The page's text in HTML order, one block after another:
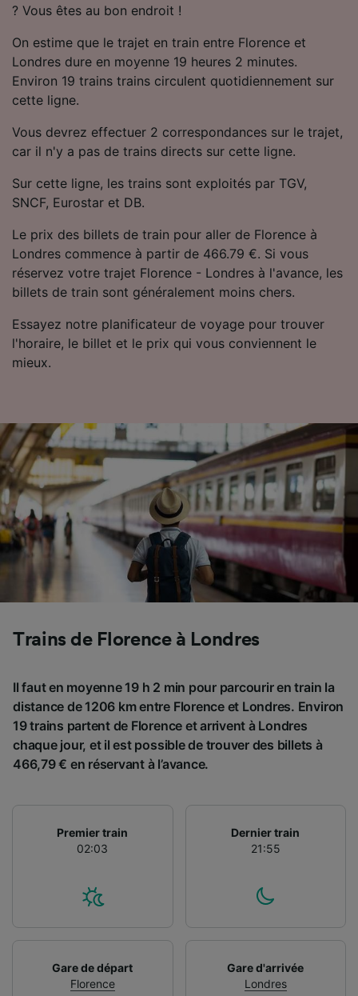
? Vous êtes au bon endroit !
On estime que le trajet en train entre Florence et
Londres dure en moyenne 19 heures 2 minutes.
Environ 19 trains trains circulent quotidiennement sur
cette ligne.
Vous devrez effectuer 2 correspondances sur le trajet,
car il n'y a pas de trains directs sur cette ligne.
Sur cette ligne, les trains sont exploités par TGV,
SNCF, Eurostar et DB.
Le prix des billets de train pour aller de Florence à
Londres commence à partir de 466.79 €. Si vous
réservez votre trajet Florence - Londres à l'avance, les
billets de train sont généralement moins chers.
Essayez notre planificateur de voyage pour trouver
l'horaire, le billet et le prix qui vous conviennent le
mieux.
Trains de Florence à Londres
Il faut en moyenne 19 h 2 min pour parcourir en train la
distance de 1206 km entre Florence et Londres. Environ
19 trains partent de Florence et arrivent à Londres
chaque jour, et il est possible de trouver des billets à
466,79 € en réservant à l’avance.
Premier train
02:03
Dernier train
21:55
Gare de départ
Florence
Gare d'arrivée
Londres
Utiliser des données de géolocalisation
caractéristiques de l’appareil pour
l’identification. Stocker et/ou accéder à des
informations sur un appareil. Publicités et
contenu personnalisés, mesure de
performance des publicités et du contenu,
études d’audience et développement de
services.